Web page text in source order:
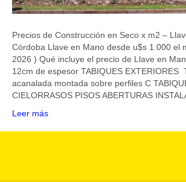
Precios de Construcción en Seco x m2 –
Córdoba Llave en Mano desde u$s 1.000 el
2026 ) Qué incluye el precio de Llave en
12cm de espesor TABIQUES EXTERIORES
acanalada montada sobre perfiles C
CIELORRASOS PISOS ABERTURAS
Leer más